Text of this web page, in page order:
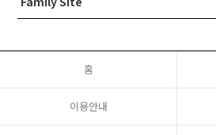
홈
이용안내